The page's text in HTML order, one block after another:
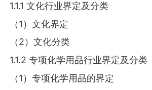
1.1.1 文化行业界定及分类
（1）文化界定
（2）文化分类
1.1.2 专项化学用品行业界定及分类
（1）专项化学用品的界定